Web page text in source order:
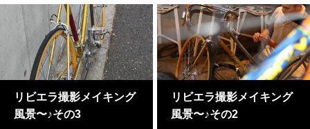
リビエラ撮影メイキング
風景〜♪その3
リビエラ撮影メイキング
風景〜♪その2